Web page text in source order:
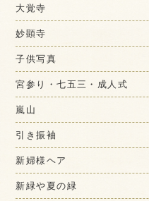
大覚寺
妙顕寺
子供写真
宮参り・七五三・成人式
嵐山
引き振袖
新婦様ヘア
新緑や夏の緑